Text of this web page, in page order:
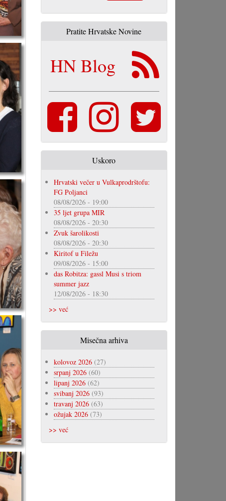
Pratite Hrvatske Novine
HN Blog
Uskoro
Hrvatski večer u Vulkaprodrštofu:
FG Poljanci
08/08/2026 - 19:00
35 ljet grupa MIR
08/08/2026 - 20:30
Zvuk šarolikosti
08/08/2026 - 20:30
Kiritof u Filežu
09/08/2026 - 15:00
das Robitza: gassl Musi s triom
summer jazz
12/08/2026 - 18:30
>> već
Misečna arhiva
kolovoz 2026(27)
srpanj 2026(60)
lipanj 2026(62)
svibanj 2026(93)
travanj 2026(63)
ožujak 2026(73)
>> već